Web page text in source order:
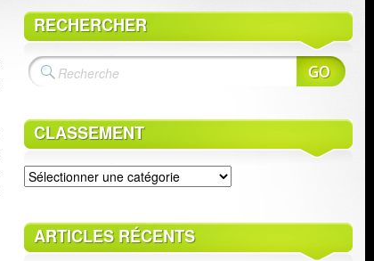
RECHERCHER
CLASSEMENT
Classement
ARTICLES RÉCENTS